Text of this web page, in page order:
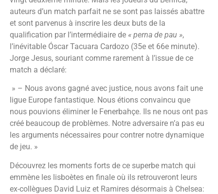
auteurs d’un match parfait ne se sont pas laissés abattre
et sont parvenus à inscrire les deux buts de la
qualification par l’intermédiaire de « perna de pau »,
l’inévitable Óscar Tacuara Cardozo (35e et 66e minute).
Jorge Jesus, souriant comme rarement à l’issue de ce
match a déclaré:
» – Nous avons gagné avec justice, nous avons fait une
ligue Europe fantastique. Nous étions convaincu que
nous pouvions éliminer le Fenerbahçe. Ils ne nous ont pas
créé beaucoup de problèmes. Notre adversaire n’a pas eu
les arguments nécessaires pour contrer notre dynamique
de jeu. »
Découvrez les moments forts de ce superbe match qui
emmène les lisboètes en finale où ils retrouveront leurs
ex-collègues David Luiz et Ramires désormais à Chelsea: